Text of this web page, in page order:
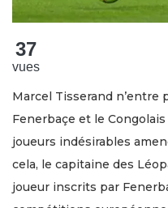
37
vues
Marcel Tisserand n’entre
Fenerbaçe et le
joueurs indésirables
cela, le capitaine des
joueur inscrits par